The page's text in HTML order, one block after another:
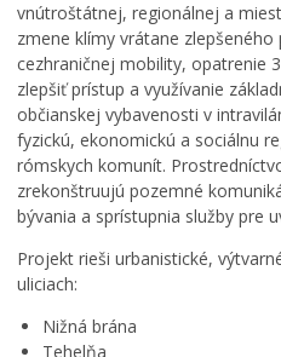
vnútroštátnej, regionálnej a
zmene klímy vrátane zlepšeného
cezhraničnej mobility, opatrenie
zlepšiť prístup a využívanie
občianskej vybavenosti v
fyzickú, ekonomickú a sociálnu
rómskych komunít.
zrekonštruujú pozemné
bývania a sprístupnia služby pre
Projekt rieši urbanistické,
uliciach:
Nižná brána
Tehelňa